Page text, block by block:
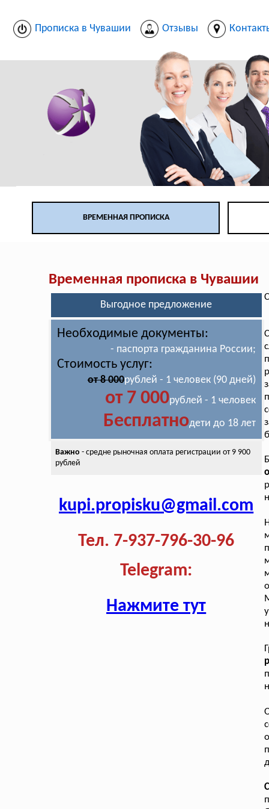
Прописка в Чувашии Отзывы
ВРЕМЕННАЯ ПРОПИСКА
Временная прописка в Чувашии
Выгодное предложение
Необходимые документы:
- паспорта гражданина России;
Стоимость услуг:
от 8 000рублей - 1 человек (90 дней)
от 7 000рублей - 1 человек
Бесплатнодети до 18 лет
Важно - средне рыночная оплата регистрации от 9 900
рублей
kupi.propisku@gmail.com
Тел. 7-937-796-30-96
Telegram:
Нажмите тут